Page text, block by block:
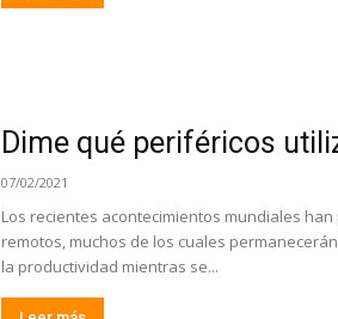
Dime qué periféricos
07/02/2021
Los recientes acontecimientos mundiales
remotos, muchos de los cuales
la productividad mientras se...